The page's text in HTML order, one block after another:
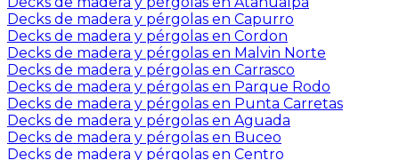
Decks de madera y pérgolas en Capurro
Decks de madera y pérgolas en Cordon
Decks de madera y pérgolas en Malvin Norte
Decks de madera y pérgolas en Carrasco
Decks de madera y pérgolas en Parque Rodo
Decks de madera y pérgolas en Punta Carretas
Decks de madera y pérgolas en Aguada
Decks de madera y pérgolas en Buceo
Decks de madera y pérgolas en Centro